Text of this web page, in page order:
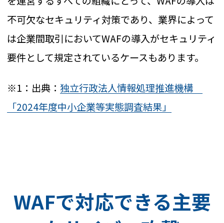
不可欠なセキュリティ対策であり、業界によって
は企業間取引においてWAFの導入がセキュリティ
要件として規定されているケースもあります。
※1：出典： 独立行政法人情報処理推進機構
「2024年度中小企業等実態調査結果」
WAFで対応できる主要